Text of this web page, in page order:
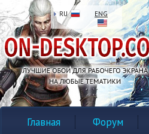
RU ENG
Главная Форум